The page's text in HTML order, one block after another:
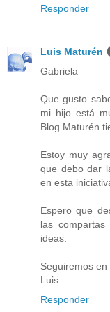
Responder
Luis Maturén
Gabriela
Que gusto
mi hijo está
Blog Maturén
Estoy muy
que debo dar
en esta
Espero que
las
ideas.
Seguiremos
Luis
Responder